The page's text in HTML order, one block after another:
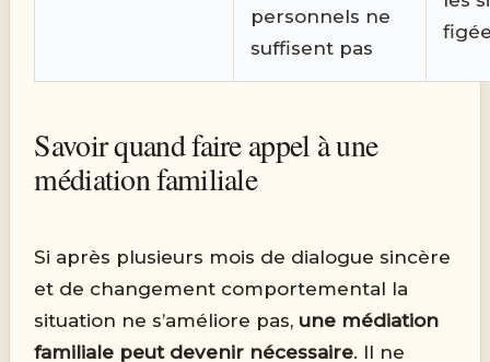
personnels ne
suffisent pas
Savoir quand faire appel à une
médiation familiale
Si après plusieurs mois de dialogue sincère
et de changement comportemental la
situation ne s’améliore pas, une médiation
familiale peut devenir nécessaire. Il ne